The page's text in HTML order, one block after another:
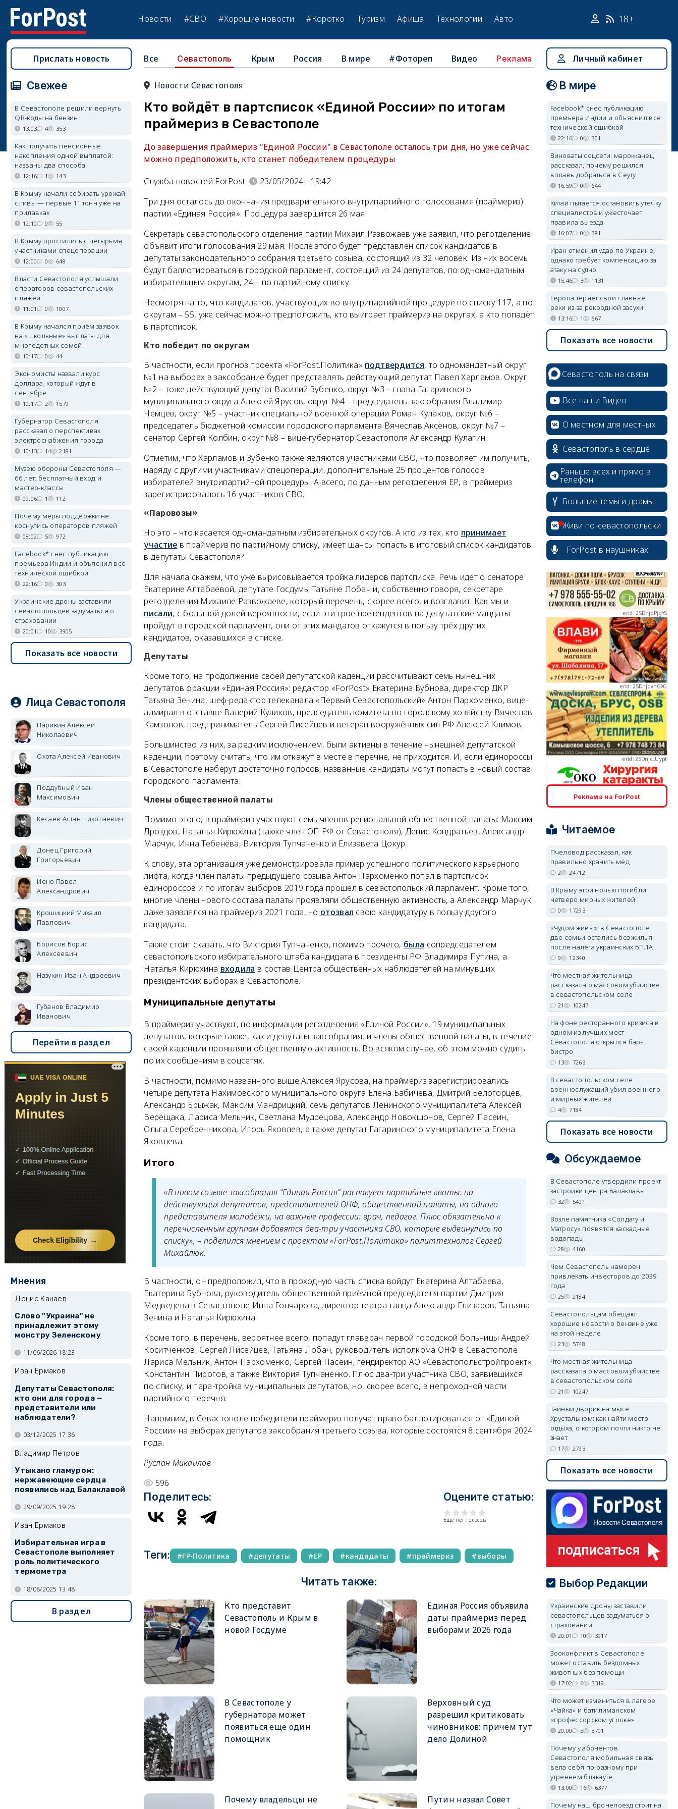
Новости #СВО #Хорошие новости #Коротко Туризм Афиша Технологии Авто 18+
Все Севастополь Крым Россия В мире #Фотореп Видео Реклама
Новости Севастополя
Кто войдёт в партсписок «Единой России» по итогам
праймериз в Севастополе
До завершения праймериз "Единой России" в Севастополе осталось три дня, но уже сейчас
можно предположить, кто станет победителем процедуры
Служба новостей ForPost
23/05/2024 - 19:42
Три дня осталось до окончания предварительного внутрипартийного голосования (праймериз)
партии «Единая Россия». Процедура завершится 26 мая.
Секретарь севастопольского отделения партии Михаил Развожаев уже заявил, что реготделение
объявит итоги голосования 29 мая. После этого будет представлен список кандидатов в
депутаты законодательного собрания третьего созыва, состоящий из 32 человек. Из них восемь
будут баллотироваться в городской парламент, состоящий из 24 депутатов, по одномандатным
избирательным округам, 24 – по партийному списку.
Несмотря на то, что кандидатов, участвующих во внутрипартийной процедуре по списку 117, а по
округам – 55, уже сейчас можно предположить, кто выиграет праймериз на округах, а кто попадёт
в партсписок.
Кто победит по округам
В частности, если прогноз проекта «ForPost.Политика» подтвердится, то одномандатный округ
№1 на выборах в заксобрание будет представлять действующий депутат Павел Харламов. Округ
№2 – тоже действующий депутат Василий Зубенко, округ №3 – глава Гагаринского
муниципального округа Алексей Ярусов, округ №4 – председатель заксобрания Владимир
Немцев, округ №5 – участник специальной военной операции Роман Кулаков, округ №6 –
председатель бюджетной комиссии городского парламента Вячеслав Аксёнов, округ №7 –
сенатор Сергей Колбин, округ №8 – вице-губернатор Севастополя Александр Кулагин.
Отметим, что Харламов и Зубенко также являются участниками СВО, что позволяет им получить,
наряду с другими участниками спецоперации, дополнительные 25 процентов голосов
избирателей внутрипартийной процедуры. А всего, по данным реготделения ЕР, в праймериз
зарегистрировалось 16 участников СВО.
«Паровозы»
Но это – что касается одномандатным избирательных округов. А кто из тех, кто принимает
участие в праймериз по партийному списку, имеет шансы попасть в итоговый список кандидатов
в депутаты Севастополя?
Для начала скажем, что уже вырисовывается тройка лидеров партсписка. Речь идёт о сенаторе
Екатерине Алтабаевой, депутате Госдумы Татьяне Лобач и, собственно говоря, секретаре
реготделения Михаиле Развожаеве, который перечень, скорее всего, и возглавит. Как мы и
писали, с большой долей вероятности, если эти трое претендентов на депутатские мандаты
пройдут в городской парламент, они от этих мандатов откажутся в пользу трёх других
кандидатов, оказавшихся в списке.
Депутаты
Кроме того, на продолжение своей депутатской каденции рассчитывают семь нынешних
депутатов фракции «Единая Россия»: редактор «ForPost» Екатерина Бубнова, директор ДКР
Татьяна Зенина, шеф-редактор телеканала «Первый Севастопольский» Антон Пархоменко, вице-
адмирал в отставке Валерий Куликов, председатель комитета по городскому хозяйству Вячеслав
Камзолов, предприниматель Сергей Лисейцев и ветеран вооружённых сил РФ Алексей Климов.
Большинство из них, за редким исключением, были активны в течение нынешней депутатской
каденции, поэтому считать, что им откажут в месте в перечне, не приходится. И, если единороссы
в Севастополе наберут достаточно голосов, названные кандидаты могут попасть в новый состав
городского парламента.
Члены общественной палаты
Помимо этого, в праймериз участвуют семь членов региональной общественной палаты: Максим
Дроздов, Наталья Кирюхина (также член ОП РФ от Севастополя), Денис Кондратьев, Александр
Марчук, Инна Тебенёва, Виктория Тупчаненко и Елизавета Цокур.
К слову, эта организация уже демонстрировала пример успешного политического карьерного
лифта, когда член палаты предыдущего созыва Антон Пархоменко попал в партсписок
единороссов и по итогам выборов 2019 года прошёл в севастопольский парламент. Кроме того,
многие члены нового состава палаты проявляли общественную активность, а Александр Марчук
даже заявлялся на праймериз 2021 года, но отозвал свою кандидатуру в пользу другого
кандидата.
Также стоит сказать, что Виктория Тупчаненко, помимо прочего, была сопредседателем
севастопольского избирательного штаба кандидата в президенты РФ Владимира Путина, а
Наталья Кирюхина входила в состав Центра общественных наблюдателей на минувших
президентских выборах в Севастополе.
Муниципальные депутаты
В праймериз участвуют, по информации реготделения «Единой России», 19 муниципальных
депутатов, которые также, как и депутаты заксобрания, и члены общественной палаты, в течение
своей каденции проявляли общественную активность. Во всяком случае, об этом можно судить
по их сообщениям в соцсетях.
В частности, помимо названного выше Алексея Ярусова, на праймериз зарегистрировались
четыре депутата Нахимовского муниципального округа Елена Бабичева, Дмитрий Белогорцев,
Александр Брыжак, Максим Мандрицкий, семь депутатов Ленинского муниципалитета Алексей
Верещака, Лариса Мельник, Светлана Мудрецова, Александр Новокшонов, Сергей Пасеин,
Ольга Серебренникова, Игорь Яковлев, а также депутат Гагаринского муниципалитета Елена
Яковлева.
Итого
«В новом созыве заксобрания “Единая Россия” распакует партийные квоты: на
действующих депутатов, представителей ОНФ, общественной палаты, на одного
представителя молодёжи, на важные профессии: врач, педагог. Плюс обязательно к
перечисленным группам добавятся два-три участника СВО, которые выдвинулись по
списку», – поделился мнением с проектом «ForPost.Политика» политтехнолог Сергей
Михайлюк.
В частности, он предположил, что в проходную часть списка войдут Екатерина Алтабаева,
Екатерина Бубнова, руководитель общественной приёмной председателя партии Дмитрия
Медведева в Севастополе Инна Гончарова, директор театра танца Александр Елизаров, Татьяна
Зенина и Наталья Кирюхина.
Кроме того, в перечень, вероятнее всего, попадут главврач первой городской больницы Андрей
Коситченков, Сергей Лисейцев, Татьяна Лобач, руководитель исполкома ОНФ в Севастополе
Лариса Мельник, Антон Пархоменко, Сергей Пасеин, гендиректор АО «Севастопольстройпроект»
Константин Пирогов, а также Виктория Тупчаненко. Плюс два-три участника СВО, заявившихся
по списку, и пара-тройка муниципальных депутатов, но, скорее всего, в непроходной части
партийного перечня.
Напомним, в Севастополе победители праймериз получат право баллотироваться от «Единой
России» на выборах депутатов заксобрания третьего созыва, которые состоятся 8 сентября 2024
года.
Руслан Микаилов
596
Поделитесь: Оцените статью:
Еще нет голосов
Теги: FP-Политика депутаты ЕР кандидаты праймериз выборы
Читать также:
Кто представит
Севастополь и Крым в
новой Госдуме
Единая Россия объявила
даты праймериз перед
выборами 2026 года
В Севастополе у
губернатора может
появиться ещё один
помощник
Верховный суд
разрешил критиковать
чиновников: причём тут
дело Долиной
Почему владельцы не
Путин назвал Совет
Прислать новость
Свежее
В Севастополе решили вернуть
QR-коды на бензин
13:03 4 353
Как получить пенсионные
накопления одной выплатой:
названы два способа
12:16 1 143
В Крыму начали собирать урожай
сливы — первые 11 тонн уже на
прилавках
12:10 0 55
В Крыму простились с четырьмя
участниками спецоперации
12:00 0 648
Власти Севастополя услышали
операторов севастопольских
пляжей
11:01 0 1007
В Крыму начался приём заявок
на «школьные» выплаты для
многодетных семей
10:17 0 44
Экономисты назвали курс
доллара, который ждут в
сентябре
10:17 2 1579
Губернатор Севастополя
рассказал о перспективах
электроснабжения города
10:13 14 2181
Музею обороны Севастополя —
66 лет: бесплатный вход и
мастер-классы
09:06 1 112
Почему меры поддержки не
коснулись операторов пляжей
08:02 5 972
Facebook* снёс публикацию
премьера Индии и объяснил всё
технической ошибкой
22:16 0 303
Украинские дроны заставили
севастопольцев задуматься о
страховании
20:01 10 3905
Показать все новости
Лица Севастополя
Парикин Алексей
Николаевич
Охота Алексей Иванович
Поддубный Иван
Максимович
Кесаев Астан Николаевич
Донец Григорий
Григорьевич
Иено Павел
Александрович
Крошицкий Михаил
Павлович
Борисов Борис
Алексеевич
Назукин Иван Андреевич
Губанов Владимир
Иванович
Перейти в раздел
Мнения
Денис Канаев
Слово "Украина" не
принадлежит этому
монстру Зеленскому
11/06/2026 18:23
Иван Ермаков
Депутаты Севастополя:
кто они для города —
представители или
наблюдатели?
03/12/2025 17:36
Владимир Петров
Утыкано гламуром:
нержавеющие сердца
появились над Балаклавой
29/09/2025 19:28
Иван Ермаков
Избирательная игра в
Севастополе выполняет
роль политического
термометра
18/08/2025 13:48
В раздел
Личный кабинет
В мире
Facebook* снёс публикацию
премьера Индии и объяснил всё
технической ошибкой
22:16 0 301
Виноваты соцсети: марокканец
рассказал, почему решился
вплавь добраться в Сеуту
16:59 0 644
Китай пытается остановить утечку
специалистов и ужесточает
правила выезда
16:07 0 381
Иран отменил удар по Украине,
однако требует компенсацию за
атаку на судно
15:46 3 1131
Европа теряет свои главные
реки из-за рекордной засухи
13:16 1 667
Показать все новости
Севастополь на связи
Все наши Видео
О местном для местных
Севастополь в сердце
Раньше всех и прямо в
телефон
Большие темы и драмы
Живи по-севастопольски
ForPost в наушниках
erid: 2SDnjcrDNw6
erid: 2SDnjdPjgYS
erid: 2SDnjdvhGXG
erid: 2SDnjcLUypt
erid: 2SDnjcrDNw6
erid: 2SDnjdvhGXG
Реклама на ForPost
Читаемое
Пчеловод рассказал, как
правильно хранить мёд
2 24712
В Крыму этой ночью погибли
четверо мирных жителей
0 17293
«Чудом живы»: в Севастополе
две семьи остались без жилья
после налёта украинских БПЛА
9 12340
Что местная жительница
рассказала о массовом убийстве
в севастопольском селе
21 10247
На фоне ресторанного кризиса в
одном из лучших мест
Севастополя открылся бар-
бистро
13 7263
В севастопольском селе
военнослужащий убил военного
и мирных жителей
4 7184
Показать все новости
Обсуждаемое
В Севастополе утвердили проект
застройки центра Балаклавы
32 5401
Возле памятника «Солдату и
Матросу» появятся каскадные
водопады
28 4160
Чем Севастополь намерен
привлекать инвесторов до 2039
года
25 2184
Севастопольцам обещают
хорошие новости о бензине уже
на этой неделе
23 5748
Что местная жительница
рассказала о массовом убийстве
в севастопольском селе
21 10247
Тайный дворик на мысе
Хрустальном: как найти место
отдыха, о котором почти никто не
знает
17 2793
Показать все новости
Выбор Редакции
Украинские дроны заставили
севастопольцев задуматься о
страховании
20:01 10 3917
Зооконфликт в Севастополе
может оставить бездомных
животных без помощи
17:02 6 3319
Что может измениться в лагере
«Чайка» и батилиманском
«профессорском уголке»
20:00 5 3701
Почему у абонентов
Севастополя мобильная связь
вела себя по-разному при
утреннем блэкауте
13:00 16 6377
Почему наш бронепоезд стоит на